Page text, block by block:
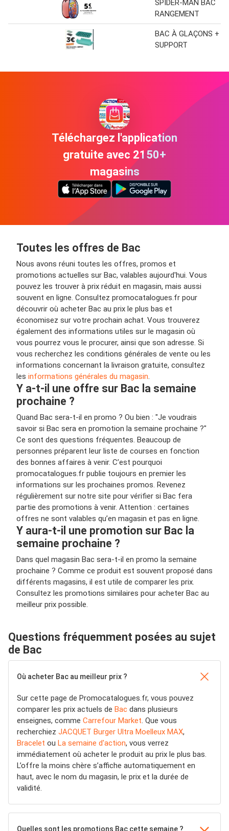
SPIDER-MAN BAC
RANGEMENT
BAC À GLAÇONS +
SUPPORT
Téléchargez l'application
gratuite avec 2150+
magasins
Toutes les offres de Bac
Nous avons réuni toutes les offres, promos et
promotions actuelles sur Bac, valables aujourd'hui. Vous
pouvez les trouver à prix réduit en magasin, mais aussi
souvent en ligne. Consultez promocatalogues.fr pour
découvrir où acheter Bac au prix le plus bas et
économisez sur votre prochain achat. Vous trouverez
également des informations utiles sur le magasin où
vous pourrez vous le procurer, ainsi que son adresse. Si
vous recherchez les conditions générales de vente ou les
informations concernant la livraison gratuite, consultez
les informations générales du magasin
Y a-t-il une offre sur Bac la semaine
prochaine ?
Quand Bac sera-t-il en promo ? Ou bien : "Je voudrais
savoir si Bac sera en promotion la semaine prochaine ?"
Ce sont des questions fréquentes. Beaucoup de
personnes préparent leur liste de courses en fonction
des bonnes affaires à venir. C’est pourquoi
promocatalogues.fr publie toujours en premier les
informations sur les prochaines promos. Revenez
régulièrement sur notre site pour vérifier si Bac fera
partie des promotions à venir. Attention : certaines
offres ne sont valables qu’en magasin et pas en ligne.
Y aura-t-il une promotion sur Bac la
semaine prochaine ?
Dans quel magasin Bac sera-t-il en promo la semaine
prochaine ? Comme ce produit est souvent proposé dans
différents magasins, il est utile de comparer les prix.
Consultez les promotions similaires pour acheter Bac au
meilleur prix possible.
Questions fréquemment posées au sujet
de Bac
Où acheter Bac au meilleur prix ?
Sur cette page de Promocatalogues.fr, vous pouvez
comparer les prix actuels de Bac dans plusieurs
enseignes, comme Carrefour Market . Que vous
recherchiez JACQUET Burger Ultra Moelleux MAX,
Bracelet ou La semaine d'action, vous verrez
immédiatement où acheter le produit au prix le plus bas.
L’offre la moins chère s’affiche automatiquement en
haut, avec le nom du magasin, le prix et la durée de
validité.
Quelles sont les promotions Bac cette semaine ?